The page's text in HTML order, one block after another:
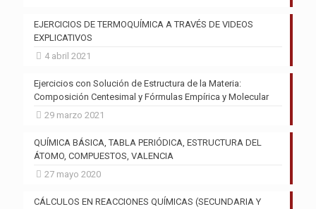
EJERCICIOS DE TERMOQUÍMICA A TRAVÉS DE VIDEOS
EXPLICATIVOS
4 abril 2021
Ejercicios con Solución de Estructura de la Materia:
Composición Centesimal y Fórmulas Empírica y Molecular
29 marzo 2021
QUÍMICA BÁSICA, TABLA PERIÓDICA, ESTRUCTURA DEL
ÁTOMO, COMPUESTOS, VALENCIA
27 mayo 2020
CÁLCULOS EN REACCIONES QUÍMICAS (SECUNDARIA Y